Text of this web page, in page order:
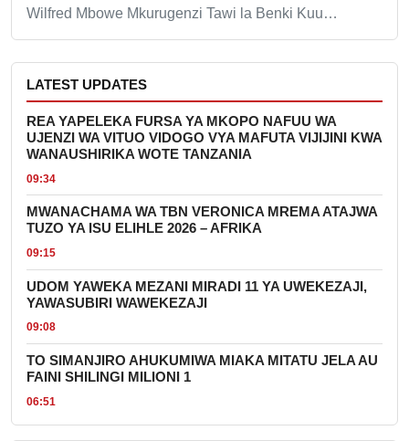
Wilfred Mbowe Mkurugenzi Tawi la Benki Kuu…
LATEST UPDATES
REA YAPELEKA FURSA YA MKOPO NAFUU WA
UJENZI WA VITUO VIDOGO VYA MAFUTA VIJIJINI KWA
WANAUSHIRIKA WOTE TANZANIA
09:34
MWANACHAMA WA TBN VERONICA MREMA ATAJWA
TUZO YA ISU ELIHLE 2026 – AFRIKA
09:15
UDOM YAWEKA MEZANI MIRADI 11 YA UWEKEZAJI,
YAWASUBIRI WAWEKEZAJI
09:08
TO SIMANJIRO AHUKUMIWA MIAKA MITATU JELA AU
FAINI SHILINGI MILIONI 1
06:51